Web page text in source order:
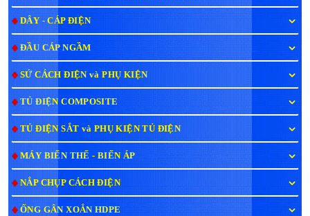
DÂY - CÁP ĐIỆN
ĐẦU CÁP NGẦM
SỨ CÁCH ĐIỆN và PHỤ KIỆN
TỦ ĐIỆN COMPOSITE
TỦ ĐIỆN SẮT và PHỤ KIỆN TỦ ĐIỆN
MÁY BIẾN THẾ - BIẾN ÁP
NẮP CHỤP CÁCH ĐIỆN
ỐNG GÂN XOẮN HDPE